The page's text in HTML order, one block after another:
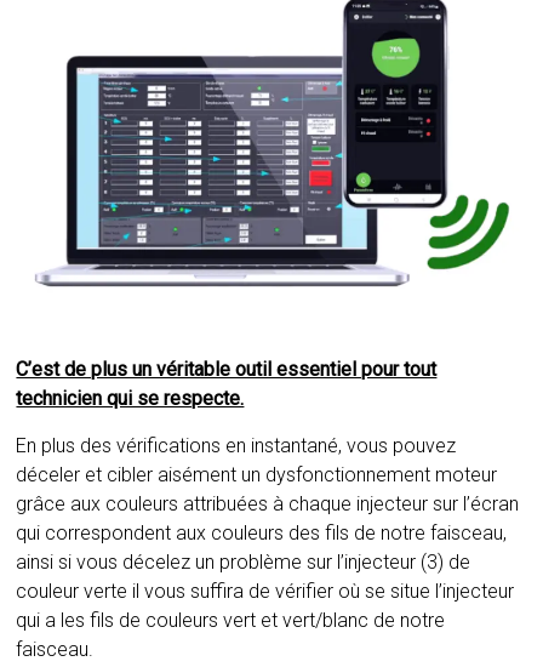
C’est de plus un véritable outil essentiel pour tout
technicien qui se respecte.
En plus des vérifications en instantané, vous pouvez
déceler et cibler aisément un dysfonctionnement moteur
grâce aux couleurs attribuées à chaque injecteur sur l’écran
qui correspondent aux couleurs des fils de notre faisceau,
ainsi si vous décelez un problème sur l’injecteur (3) de
couleur verte il vous suffira de vérifier où se situe l’injecteur
qui a les fils de couleurs vert et vert/blanc de notre
faisceau.